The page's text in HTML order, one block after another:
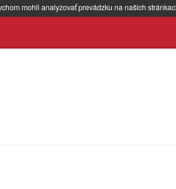
mohli analyzovať prevádzku na našich